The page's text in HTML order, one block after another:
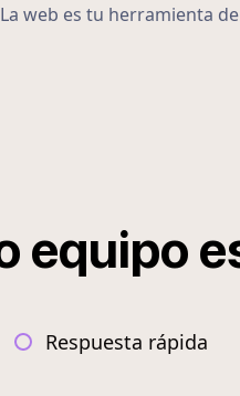
La web es tu herramienta
equipo
Respuesta rápida